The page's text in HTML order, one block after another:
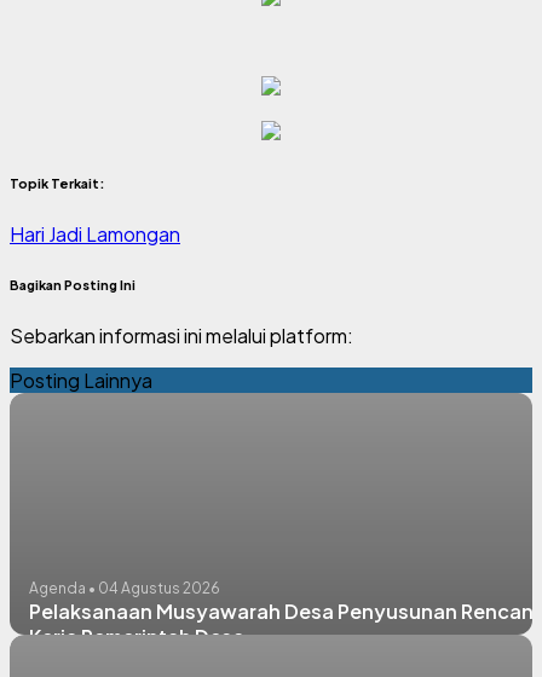
Topik Terkait:
Hari Jadi Lamongan
Bagikan Posting Ini
Sebarkan informasi ini melalui platform:
Posting Lainnya
Agenda • 04 Agustus 2026
Pelaksanaan Musyawarah Desa Penyusunan
Kerja Pemerintah Desa